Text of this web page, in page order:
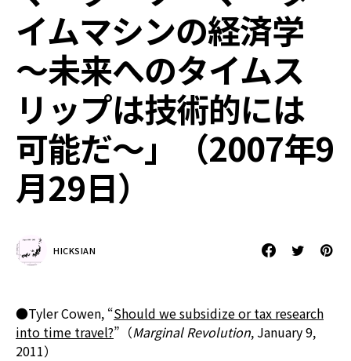
イムマシンの経済学
～未来へのタイムス
リップは技術的には
可能だ～」（2007年9
月29日）
HICKSIAN
●Tyler Cowen, “Should we subsidize or tax research
into time travel?”（Marginal Revolution, January 9,
2011）